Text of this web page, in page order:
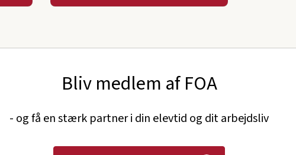
Bliv medlem af FOA
- og få en stærk partner i din elevtid og dit arbejdsliv